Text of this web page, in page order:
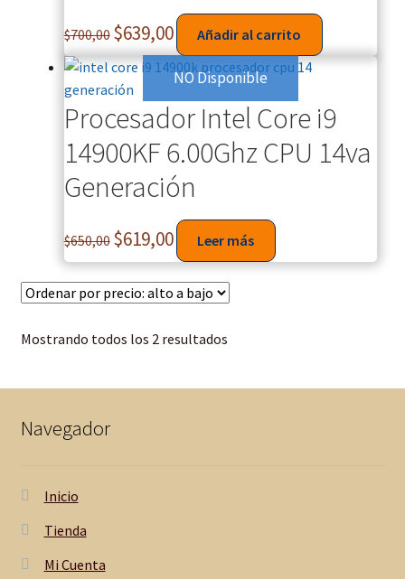
$700,00 $639,00 Añadir al carrito
NO Disponible
Procesador Intel Core i9
14900KF 6.00Ghz CPU 14va
Generación
$650,00 $619,00 Leer más
Mostrando todos los 2 resultados
Navegador
Inicio
Tienda
Mi Cuenta